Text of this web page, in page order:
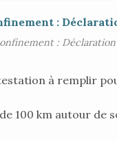
:
à remplir
de 100 km autour de